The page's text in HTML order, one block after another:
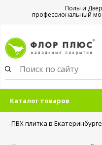
Полы и
профессиональный
Каталог товаров
ПВХ плитка в Екатеринбурге